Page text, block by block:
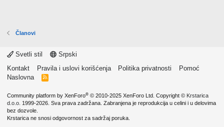
Članovi
Svetli stil
Srpski
Kontakt
Pravila i uslovi korišćenja Politika privatnosti
Pomoć
Naslovna
R
Community platform by XenForo® © 2010-2025 XenForo Ltd. Copyright © Krstarica
d.o.o. 1999-2026. Sva prava zadržana. Zabranjena je reprodukcija u celini i u delovima
bez dozvole.
Krstarica ne snosi odgovornost za sadržaj poruka.